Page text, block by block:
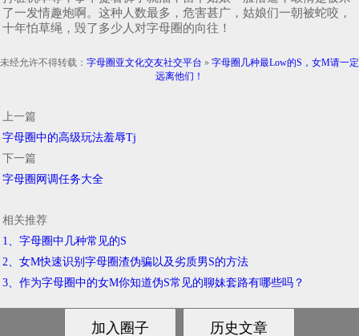
了一发情趣炮啊。这种人数最多，危害甚广，姑娘们一朝被蛇咬，
十年怕草绳，毁了多少人对字母圈的向往！
未经允许不得转载： 字母圈亚文化交友社交平台 » 字母圈几种最Low的S，女M请一定
远离他们！
上一篇
字母圈中的高级玩法羞辱Tj
下一篇
字母圈网调任务大全
相关推荐
1、字母圈中几种常见的S
2、女M快速识别字母圈渣伪骗以及劣质男S的方法
3、作为字母圈中的女M你知道伪S常见的聊妹套路有哪些吗？
鄂ICP备2021004520号-3© 2018-2021 字母圈亚文化交友社交平台